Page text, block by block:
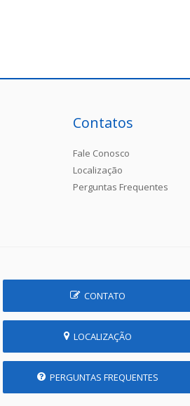
Contatos
Fale Conosco
Localização
Perguntas Frequentes
CONTATO
LOCALIZAÇÃO
PERGUNTAS FREQUENTES